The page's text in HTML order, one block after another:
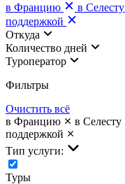
в Францию
в Селесту
поддержкой
Откуда
Количество дней
Туроператор
Фильтры
Очистить всё
в Францию
в Селесту
поддержкой
Тип услуги:
Туры